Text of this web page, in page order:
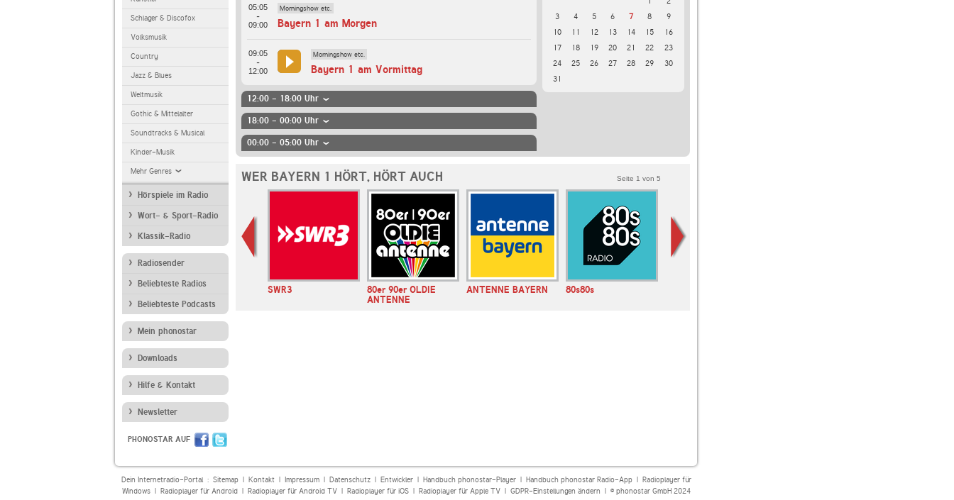
Schlager & Discofox
Volksmusik
Country
Jazz & Blues
Weltmusik
Gothic & Mittelalter
Soundtracks & Musical
Kinder-Musik
Mehr Genres
Hörspiele im Radio
Wort- & Sport-Radio
Klassik-Radio
Radiosender
Beliebteste Radios
Beliebteste Podcasts
Mein phonostar
Downloads
Hilfe & Kontakt
Newsletter
PHONOSTAR AUF
05:05
-
09:00
Morningshow etc.
Bayern 1 am Morgen
09:05
-
12:00
Morningshow etc.
Bayern 1 am Vormittag
12:00 - 18:00 Uhr
18:00 - 00:00 Uhr
00:00 - 05:00 Uhr
3
4 5 6 7 8
9
10
11 12 13 14 15
16
17
18 19 20 21 22
23
24
25 26 27 28 29
30
31
WER BAYERN 1 HÖRT, HÖRT AUCH Seite 1 von 5
SWR Kultur SWR3
80er 90er OLDIE
ANTENNE
ANTENNE BAYERN 80s80s
Dein Internetradio-Portal : Sitemap| Kontakt| Impressum| Datenschutz| Entwickler| Handbuch phonostar-Player| Handbuch phonostar Radio-App| Radioplayer für
Windows| Radioplayer für Android| Radioplayer für Android TV| Radioplayer für iOS| Radioplayer für Apple TV| GDPR-Einstellungen ändern | © phonostar GmbH 2024